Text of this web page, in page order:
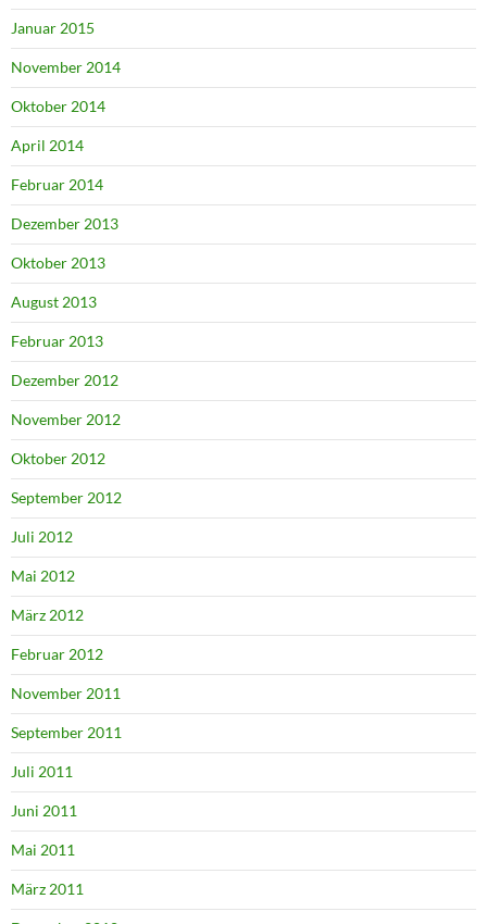
Januar 2015
November 2014
Oktober 2014
April 2014
Februar 2014
Dezember 2013
Oktober 2013
August 2013
Februar 2013
Dezember 2012
November 2012
Oktober 2012
September 2012
Juli 2012
Mai 2012
März 2012
Februar 2012
November 2011
September 2011
Juli 2011
Juni 2011
Mai 2011
März 2011